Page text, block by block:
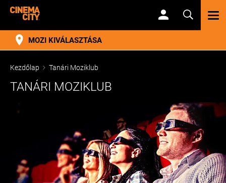
MOZI KIVÁLASZTÁSA
Kezdőlap Tanári Moziklub
TANÁRI MOZIKLUB